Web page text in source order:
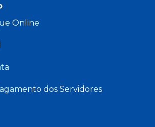
Online
dos Servidores